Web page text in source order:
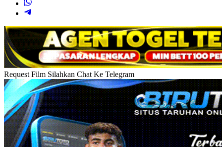
Request Film Silahkan Chat Ke Telegram